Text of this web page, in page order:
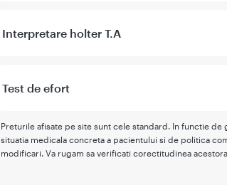
Interpretare holter T.A
Test de efort
Preturile afisate pe site sunt cele standard. In functie
situatia medicala concreta a pacientului si de politica
modificari. Va rugam sa verificati corectitudinea